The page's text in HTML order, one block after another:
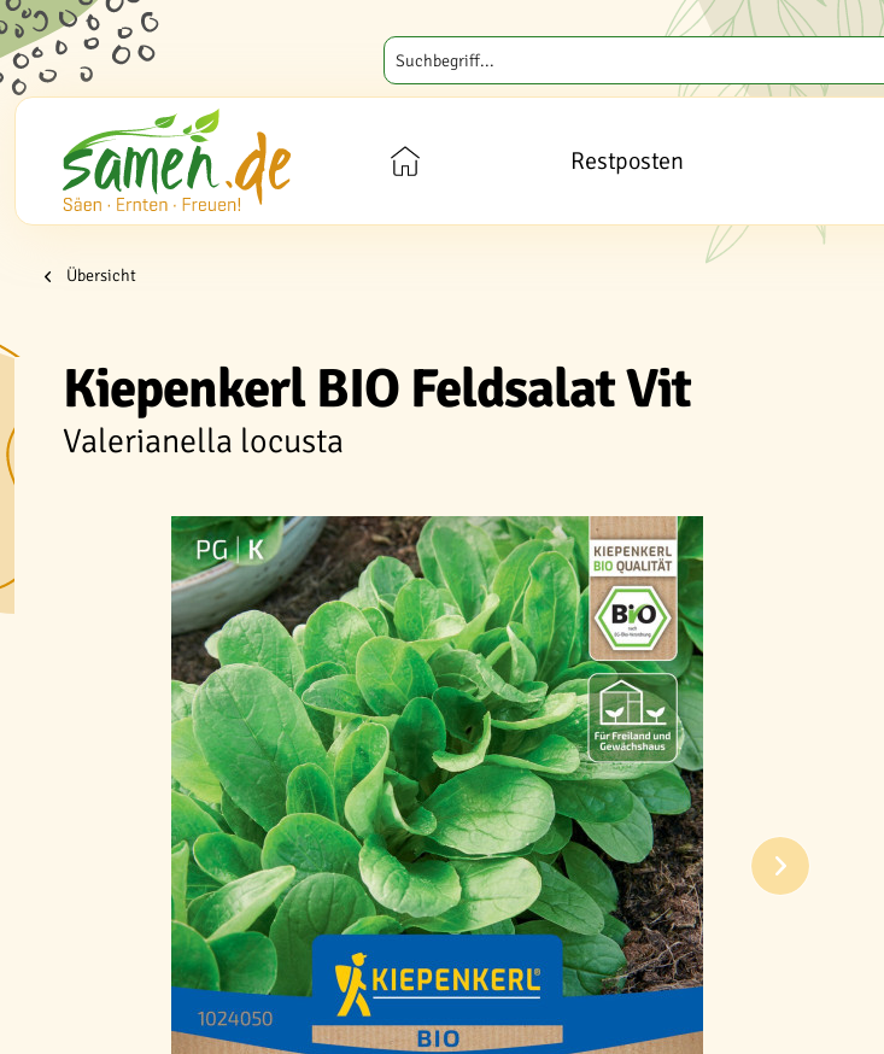
Restposten
Übersicht
Kiepenkerl BIO Feldsalat Vit
Valerianella locusta